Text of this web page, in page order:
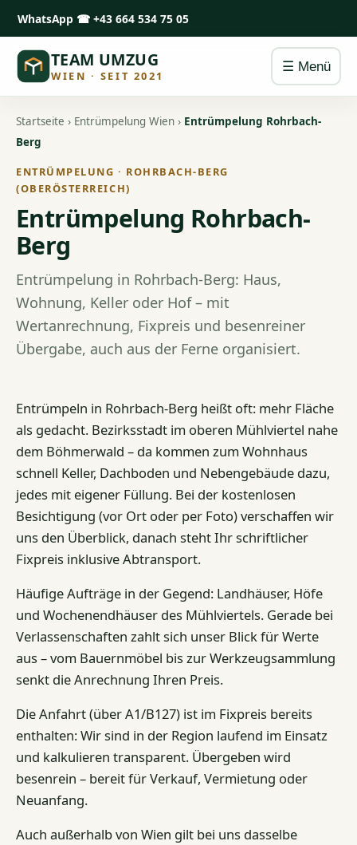
WhatsApp ☎ +43 664 534 75 05
TEAM UMZUG
WIEN · SEIT 2021
☰ Menü
Startseite › Entrümpelung Wien › Entrümpelung Rohrbach-
Berg
ENTRÜMPELUNG · ROHRBACH-BERG
(OBERÖSTERREICH)
Entrümpelung Rohrbach-
Berg
Entrümpelung in Rohrbach-Berg: Haus,
Wohnung, Keller oder Hof – mit
Wertanrechnung, Fixpreis und besenreiner
Übergabe, auch aus der Ferne organisiert.
Entrümpeln in Rohrbach-Berg heißt oft: mehr Fläche
als gedacht. Bezirksstadt im oberen Mühlviertel nahe
dem Böhmerwald – da kommen zum Wohnhaus
schnell Keller, Dachboden und Nebengebäude dazu,
jedes mit eigener Füllung. Bei der kostenlosen
Besichtigung (vor Ort oder per Foto) verschaffen wir
uns den Überblick, danach steht Ihr schriftlicher
Fixpreis inklusive Abtransport.
Häufige Aufträge in der Gegend: Landhäuser, Höfe
und Wochenendhäuser des Mühlviertels. Gerade bei
Verlassenschaften zahlt sich unser Blick für Werte
aus – vom Bauernmöbel bis zur Werkzeugsammlung
senkt die Anrechnung Ihren Preis.
Die Anfahrt (über A1/B127) ist im Fixpreis bereits
enthalten: Wir sind in der Region laufend im Einsatz
und kalkulieren transparent. Übergeben wird
besenrein – bereit für Verkauf, Vermietung oder
Neuanfang.
Auch außerhalb von Wien gilt bei uns dasselbe